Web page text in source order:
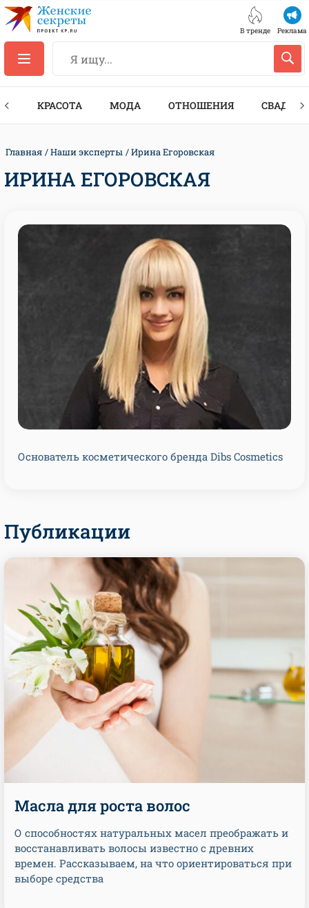
В тренде Реклама
КРАСОТА МОДА ОТНОШЕНИЯ СВАДЬБА
Главная Наши эксперты Ирина Егоровская
ИРИНА ЕГОРОВСКАЯ
Основатель косметического бренда Dibs Cosmetics
Публикации
Масла для роста волос
О способностях натуральных масел преображать и
восстанавливать волосы известно с древних
времен. Рассказываем, на что ориентироваться при
выборе средства